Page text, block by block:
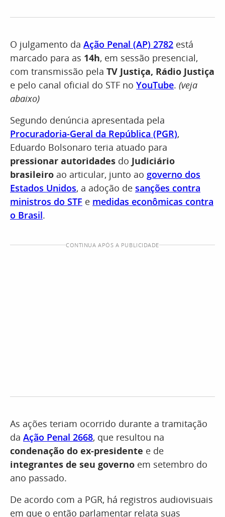
O julgamento da Ação Penal (AP) 2782 está
marcado para as 14h, em sessão presencial,
com transmissão pela TV Justiça, Rádio Justiça
e pelo canal oficial do STF no YouTube. (veja
abaixo)
Segundo denúncia apresentada pela
Procuradoria-Geral da República (PGR),
Eduardo Bolsonaro teria atuado para
pressionar autoridades do Judiciário
brasileiro ao articular, junto ao governo dos
Estados Unidos, a adoção de sanções contra
ministros do STF e medidas econômicas contra
o Brasil.
CONTINUA APÓS A PUBLICIDADE
As ações teriam ocorrido durante a tramitação
da Ação Penal 2668, que resultou na
condenação do ex-presidente e de
integrantes de seu governo em setembro do
ano passado.
De acordo com a PGR, há registros audiovisuais
em que o então parlamentar relata suas